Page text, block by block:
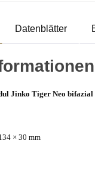
Datenblätter
Jinko Tiger Neo
× 30 mm